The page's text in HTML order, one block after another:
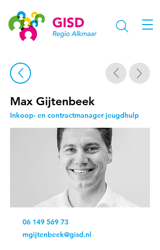
Max Gijtenbeek
Inkoop- en contractmanager jeugdhulp
06 149 569 73
mgijtenbeek@gisd.nl